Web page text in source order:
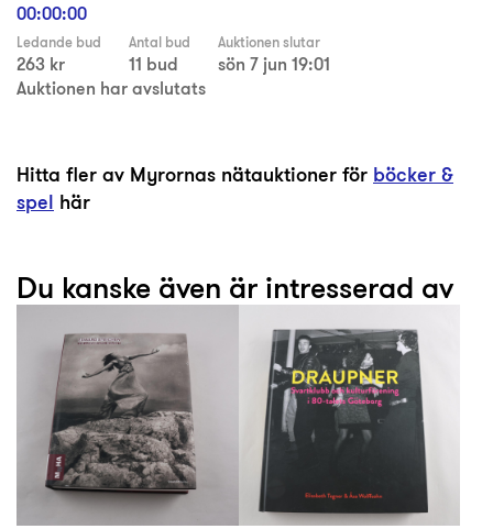
00:00:00
Ledande bud
263 kr
Antal bud
11 bud
Auktionen slutar
sön 7 jun 19:01
Auktionen har avslutats
Hitta fler av Myrornas nätauktioner för böcker &
spel här
Du kanske även är intresserad av